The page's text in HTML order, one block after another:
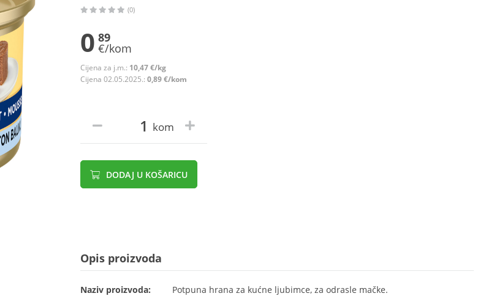
(0)
0 89
€/kom
Cijena za j.m.: 10,47 €/kg
Cijena 02.05.2025.: 0,89 €/kom
kom
DODAJ U KOŠARICU
Opis proizvoda
Naziv proizvoda:
Potpuna hrana za kućne ljubimce, za odrasle mačke.